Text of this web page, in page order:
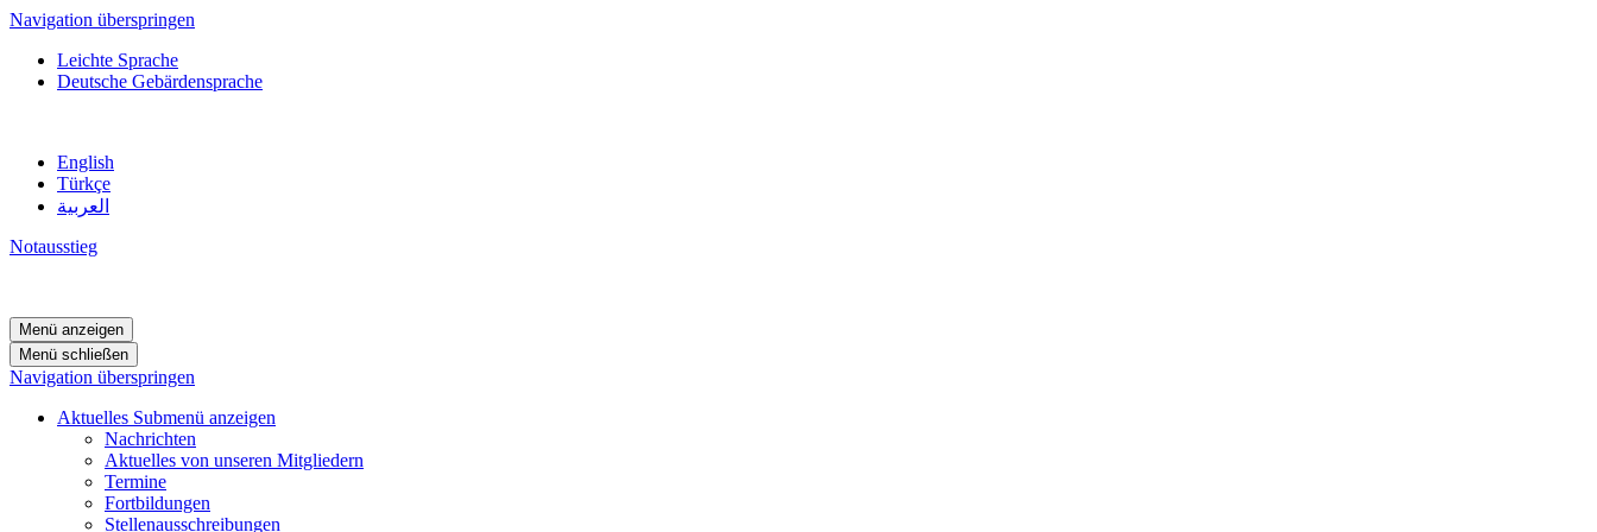
Navigation überspringen
Leichte Sprache
Deutsche Gebärdensprache
English
Türkçe
العربية
Notausstieg
Menü anzeigen
Menü schließen
Navigation überspringen
Aktuelles Submenü anzeigen
Nachrichten
Aktuelles von unseren Mitgliedern
Termine
Fortbildungen
Stellenausschreibungen